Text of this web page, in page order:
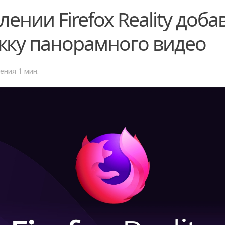
Firefox Reality
панорамного видео
1 мин.